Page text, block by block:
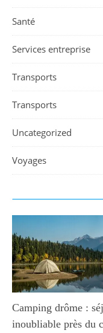
Santé
Services entreprise
Transports
Transports
Uncategorized
Voyages
Camping drôme :
inoubliable près du